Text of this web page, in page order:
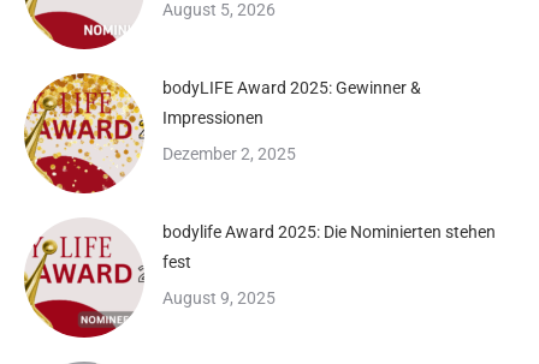
August 5, 2026
bodyLIFE Award 2025: Gewinner &
Impressionen
Dezember 2, 2025
bodylife Award 2025: Die Nominierten stehen
fest
August 9, 2025